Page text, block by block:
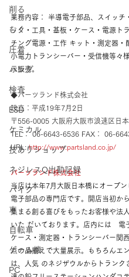
削る
むく
圧着
ハンダ
検査
ESD
ケミカル
技ありショップ
ネジレスQ出動記録
バイク
車
自転車
ゲーム機
PC
業務内容： 半導電子部品、スイッチ
ック・工具・基板・ケース・電源ト
チング電源・工作 キット・測定器・
小電力トランシーバー・受信機等々
示販売。
◆パーツランド株式会社
設立：平成19年7月2日
〒556-0005 大阪府大阪市浪速区日
TEL： 06-6643-6536 FAX： 06-
URL: http://www.partsland.co.jp/
パーツランド株式会社
当店は本年7月大阪日本橋にオープン
電子部品の専門店です。開店当初か
集まる創る喜びをもったお客様や法
いた だいております。店内には　電
ケース・測定器・トランシーバー関
点の品揃えで大量展示。もちろんエ
は、人気 のネジザウルからトランク